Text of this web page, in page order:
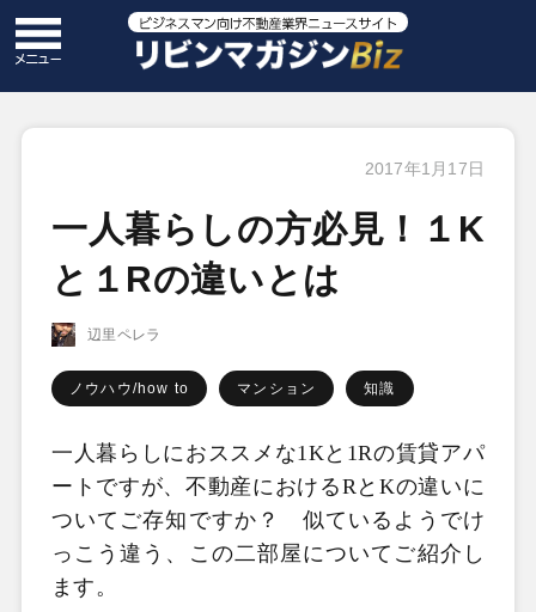
2017年1月17日
一人暮らしの方必見！１K
と１Rの違いとは
辺里ペレラ
ノウハウ/how to マンション 知識
一人暮らしにおススメな1Kと 1Rの賃貸アパ
ートですが、不動産におけるRと Kの違いに
ついてご存知ですか？ 似ているようでけ
っこう違う、この二部屋についてご紹介し
ます。